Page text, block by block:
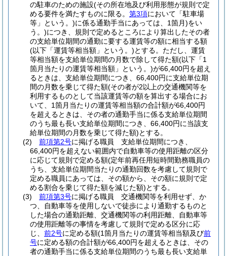
の駐車のための施設(その所在地及び利用形態が規則で定
める要件を満たすものに限る。 第3項において「駐車場
等」という。)に係る通勤手当にあっては、1箇月)をい
う。)につき、規則で定めるところにより算出したその者
の支給単位期間の通勤に要する運賃等の額に相当する額
(以下「運賃等相当額」という。)とする。 ただし、運賃
等相当額を支給単位期間の月数で除して得た額(以下「1
箇月当たりの運賃等相当額」という。)が66,400円を超え
るときは、支給単位期間につき、66,400円に支給単位期
間の月数を乗じて得た額(その者が2以上の交通機関等を
利用するものとして当該運賃等の額を算出する場合にお
いて、1箇月当たりの運賃等相当額の合計額が66,400円
を超えるときは、その者の通勤手当に係る支給単位期間
のうち最も長い支給単位期間につき、66,400円に当該支
給単位期間の月数を乗じて得た額)とする。
(2)
前項第2号に掲げる職員 支給単位期間につき、
66,400円を超えない範囲内で自動車等の使用距離の区分
に応じて規則で定める額(定年前再任用短時間勤務職員の
うち、支給単位期間当たりの通勤回数を考慮して規則で
定める職員にあっては、その額から、その額に規則で定
める割合を乗じて得た額を減じた額)とする。
(3)
前項第3号に掲げる職員 交通機関等を利用せず、か
つ、自動車等を使用しないで徒歩により通勤するものと
した場合の通勤距離、交通機関等の利用距離、自動車等
の使用距離等の事情を考慮して規則で定める区分に応
じ、 前2号に定める額(1箇月当たりの運賃等相当額及び前
号に定める額の合計額が66,400円を超えるときは、その
者の通勤手当に係る支給単位期間のうち最も長い支給単